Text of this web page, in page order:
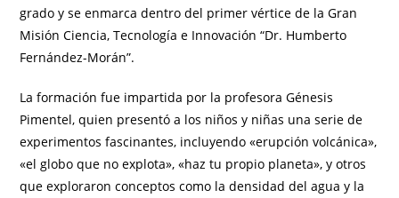
grado y se enmarca dentro del primer vértice de la Gran
Misión Ciencia, Tecnología e Innovación “Dr. Humberto
Fernández-Morán”.
La formación fue impartida por la profesora Génesis
Pimentel, quien presentó a los niños y niñas una serie de
experimentos fascinantes, incluyendo «erupción volcánica»,
«el globo que no explota», «haz tu propio planeta», y otros
que exploraron conceptos como la densidad del agua y la